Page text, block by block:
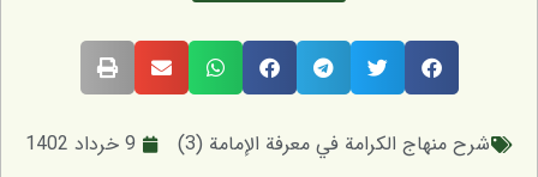
شرح منهاج الكرامة في معرفة الإمامة (3) 9 خرداد 1402